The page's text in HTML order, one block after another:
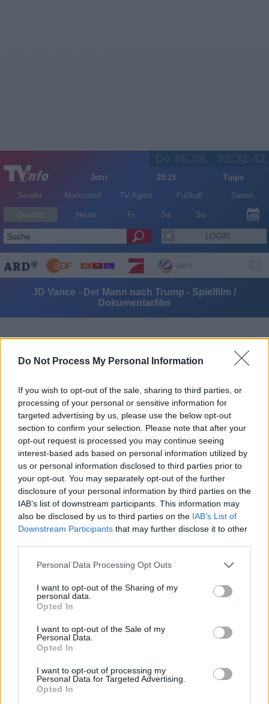
Do Not Process My Personal Information
If you wish to opt-out of the sale, sharing to third parties, or
processing of your personal or sensitive information for
targeted advertising by us, please use the below opt-out
section to confirm your selection. Please note that after your
opt-out request is processed you may continue seeing
interest-based ads based on personal information utilized by
us or personal information disclosed to third parties prior to
your opt-out. You may separately opt-out of the further
disclosure of your personal information by third parties on the
IAB’s list of downstream participants. This information may
also be disclosed by us to third parties on the IAB’s List of
Downstream Participants that may further disclose it to other
Personal Data Processing Opt Outs
I want to opt-out of the Sharing of my
personal data.
Opted In
I want to opt-out of the Sale of my
Personal Data.
Opted In
I want to opt-out of processing my
Personal Data for Targeted Advertising.
Opted In
Jetzt 20:15
Tipps
Sender
Merkzettel TV-Agent Fußball Serien
Heute Fr Sa So
LOGIN
Alle Sender
JD Vance - Der Mann nach Trump - Spielfilm /
Dokumentarfilm
JD Vance